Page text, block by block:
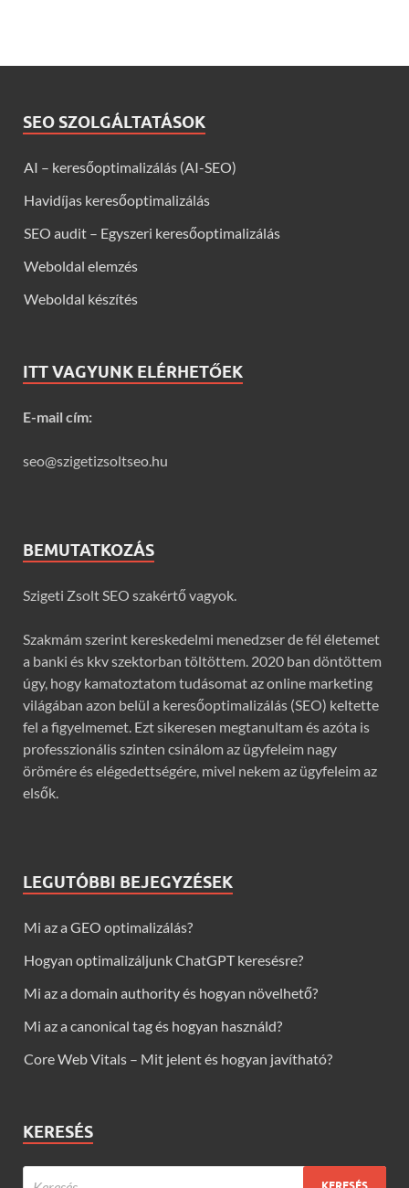
SEO SZOLGÁLTATÁSOK
AI – keresőoptimalizálás (AI-SEO)
Havidíjas keresőoptimalizálás
SEO audit – Egyszeri keresőoptimalizálás
Weboldal elemzés
Weboldal készítés
ITT VAGYUNK ELÉRHETŐEK
E-mail cím:
seo@szigetizsoltseo.hu
BEMUTATKOZÁS
Szigeti Zsolt SEO szakértő vagyok.
Szakmám szerint kereskedelmi menedzser de fél életemet
a banki és kkv szektorban töltöttem. 2020 ban döntöttem
úgy, hogy kamatoztatom tudásomat az online marketing
világában azon belül a keresőoptimalizálás (SEO) keltette
fel a figyelmemet. Ezt sikeresen megtanultam és azóta is
professzionális szinten csinálom az ügyfeleim nagy
örömére és elégedettségére, mivel nekem az ügyfeleim az
elsők.
LEGUTÓBBI BEJEGYZÉSEK
Mi az a GEO optimalizálás?
Hogyan optimalizáljunk ChatGPT keresésre?
Mi az a domain authority és hogyan növelhető?
Mi az a canonical tag és hogyan használd?
Core Web Vitals – Mit jelent és hogyan javítható?
KERESÉS